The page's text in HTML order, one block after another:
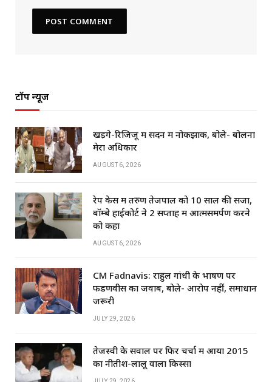
टॉप न्यूज
खड़गे-रिजिजू में सदन में नोकझोंक, बोले- बोलना
मेरा अधिकार
AUGUST 6, 2026
रेप केस में तरुण तेजपाल को 10 साल की सजा,
बॉम्बे हाईकोर्ट ने 2 सप्ताह में आत्मसमर्पण करने
को कहा
AUGUST 6, 2026
CM Fadnavis: राहुल गांधी के भाषण पर
फडणवीस का जवाब, बोले- आरोप नहीं, समाधान
जरूरी
JULY 29, 2026
तेजस्वी के सवाल पर फिर चर्चा में आया 2015
का नीतीश-लालू वाला किस्सा